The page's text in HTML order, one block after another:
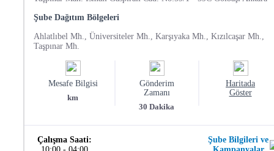
Şube Dağıtım Bölgeleri
Ahlatlıbel Mh., Üniversiteler Mh., Karşıyaka Mh., Kızılcaşar Mh.,
Taşpınar Mh.
Mesafe Bilgisi
km
Gönderim
Zamanı
30 Dakika
Haritada
Göster
Çalışma Saati:
Şube Bilgileri ve